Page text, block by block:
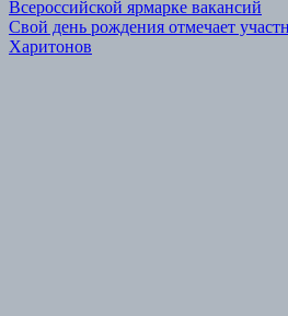
Всероссийской ярмарке вакансий
Свой день рождения отмечает
Харитонов